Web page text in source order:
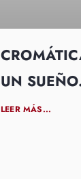
UN
LEER MÁS...